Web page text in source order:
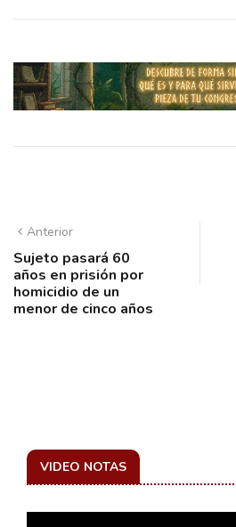
Anterior
Sujeto pasará 60
años en prisión por
homicidio de un
menor de cinco años
VIDEO NOTAS